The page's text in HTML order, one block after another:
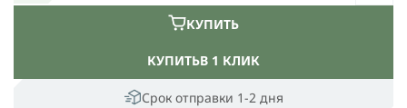
Срок отправки 1-2 дня
КУПИТЬВ 1 КЛИК
КУПИТЬ